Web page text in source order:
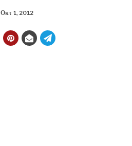
Οκτ 1, 2012